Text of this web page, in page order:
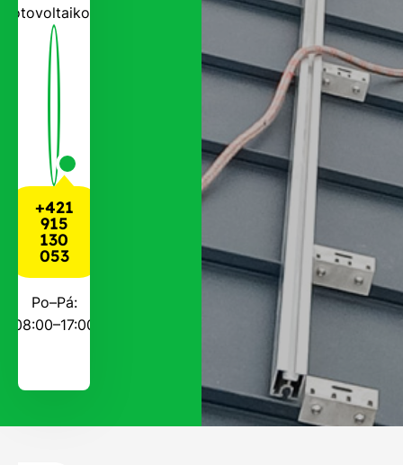
fotovoltaikou.
+421
915
130
053
Po–Pá:
08:00–17:00